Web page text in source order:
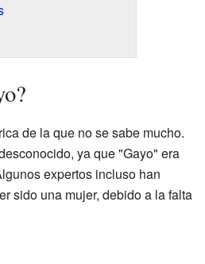
de la que no se sabe mucho.
ya que "Gayo" era
expertos incluso han
sido una mujer, debido a la falta